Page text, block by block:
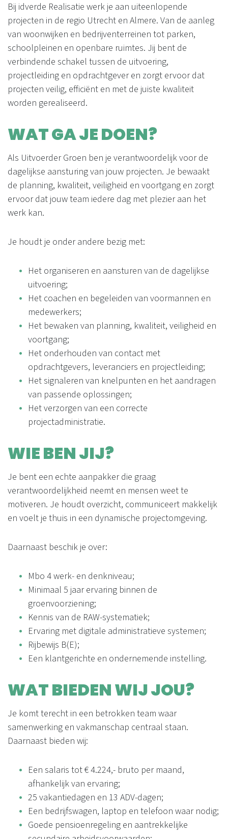
Bij idverde Realisatie werk je aan uiteenlopende
projecten in de regio Utrecht en Almere. Van de aanleg
van woonwijken en bedrijventerreinen tot parken,
schoolpleinen en openbare ruimtes. Jij bent de
verbindende schakel tussen de uitvoering,
projectleiding en opdrachtgever en zorgt ervoor dat
projecten veilig, efficiënt en met de juiste kwaliteit
worden gerealiseerd.
WAT GA JE DOEN?
Als Uitvoerder Groen ben je verantwoordelijk voor de
dagelijkse aansturing van jouw projecten. Je bewaakt
de planning, kwaliteit, veiligheid en voortgang en zorgt
ervoor dat jouw team iedere dag met plezier aan het
werk kan.
Je houdt je onder andere bezig met:
Het organiseren en aansturen van de dagelijkse
uitvoering;
Het coachen en begeleiden van voormannen en
medewerkers;
Het bewaken van planning, kwaliteit, veiligheid en
voortgang;
Het onderhouden van contact met
opdrachtgevers, leveranciers en projectleiding;
Het signaleren van knelpunten en het aandragen
van passende oplossingen;
Het verzorgen van een correcte
projectadministratie.
WIE BEN JIJ?
Je bent een echte aanpakker die graag
verantwoordelijkheid neemt en mensen weet te
motiveren. Je houdt overzicht, communiceert makkelijk
en voelt je thuis in een dynamische projectomgeving.
Daarnaast beschik je over:
Mbo 4 werk- en denkniveau;
Minimaal 5 jaar ervaring binnen de
groenvoorziening;
Kennis van de RAW-systematiek;
Ervaring met digitale administratieve systemen;
Rijbewijs B(E);
Een klantgerichte en ondernemende instelling.
WAT BIEDEN WIJ JOU?
Je komt terecht in een betrokken team waar
samenwerking en vakmanschap centraal staan.
Daarnaast bieden wij:
Een salaris tot € 4.224,- bruto per maand,
afhankelijk van ervaring;
25 vakantiedagen en 13 ADV-dagen;
Een bedrijfswagen, laptop en telefoon waar nodig;
Goede pensioenregeling en aantrekkelijke